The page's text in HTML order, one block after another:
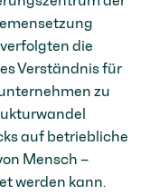
die
Verständnis für
zu
auf betriebliche
Mensch –
werden kann.